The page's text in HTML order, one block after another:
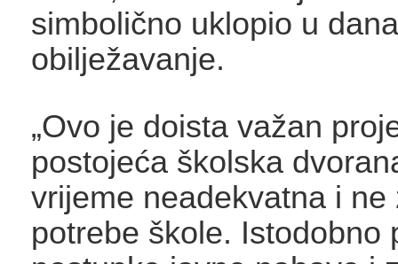
simbolično uklopio u
obilježavanje.
„Ovo je doista važan
postojeća školska
vrijeme neadekvatna i ne
potrebe škole. Istodobno